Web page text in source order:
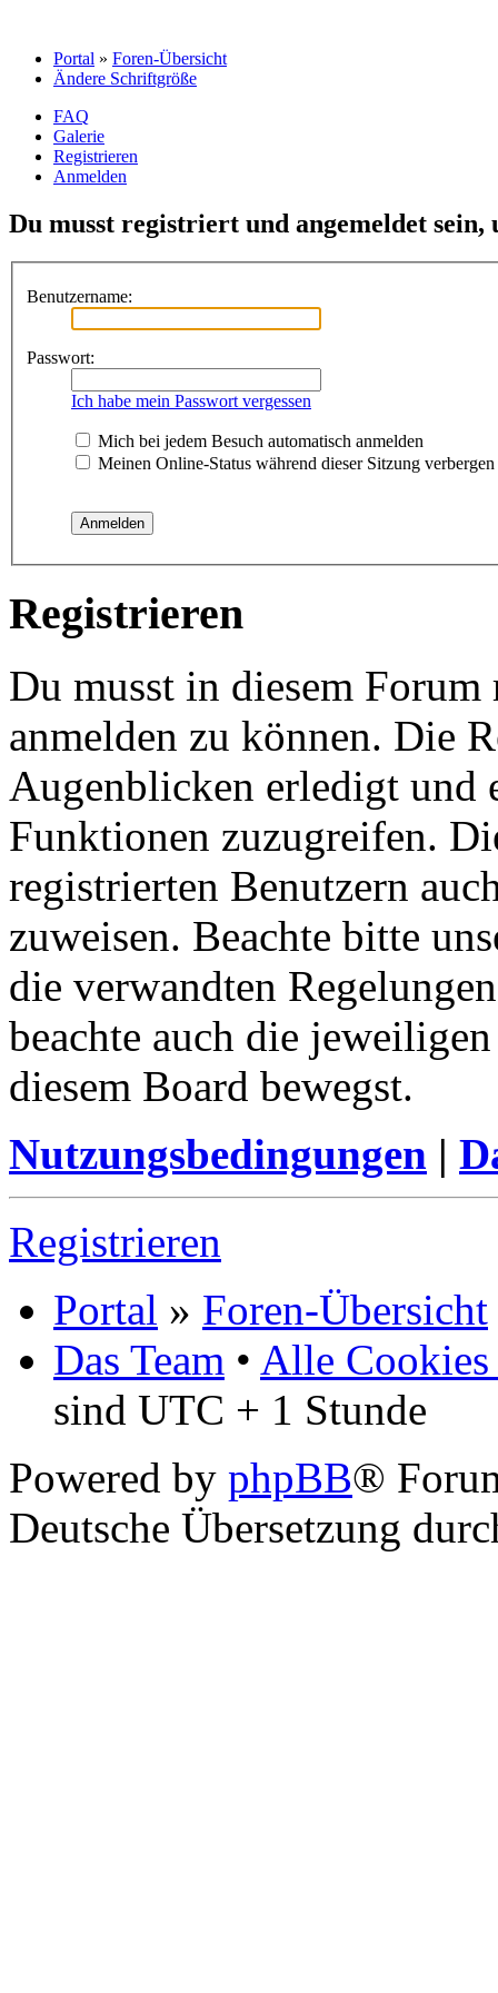
Portal » Foren-Übersicht
Ändere Schriftgröße
FAQ
Galerie
Registrieren
Anmelden
Du musst registriert und angemeldet sein,
Benutzername:
Passwort:
Ich habe mein Passwort vergessen
Mich bei jedem Besuch automatisch anmelden
Meinen Online-Status während dieser Sitzung verbergen
Registrieren
Du musst in diesem
anmelden zu können. Die
Augenblicken erledigt und
Funktionen zuzugreifen.
registrierten Benutzern
zuweisen. Beachte bitte
die verwandten
beachte auch die
diesem Board bewegst.
Nutzungsbedingungen |
Registrieren
Portal » Foren-Übersicht
Das Team • Alle Cookies
sind UTC + 1 Stunde
Powered by phpBB®
Deutsche Übersetzung